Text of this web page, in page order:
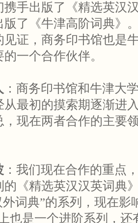
携手出版了《精选英汉
版了《牛津高阶词典》
见证，商务印书馆也是
一个合作伙伴。
：商务印书馆和牛津大
从最初的摸索期逐渐进
，现在两者合作的主要
：我们现在合作的重点
的《精选英汉汉英词典
外词典”的系列，现在影
也是一个进阶系列，还